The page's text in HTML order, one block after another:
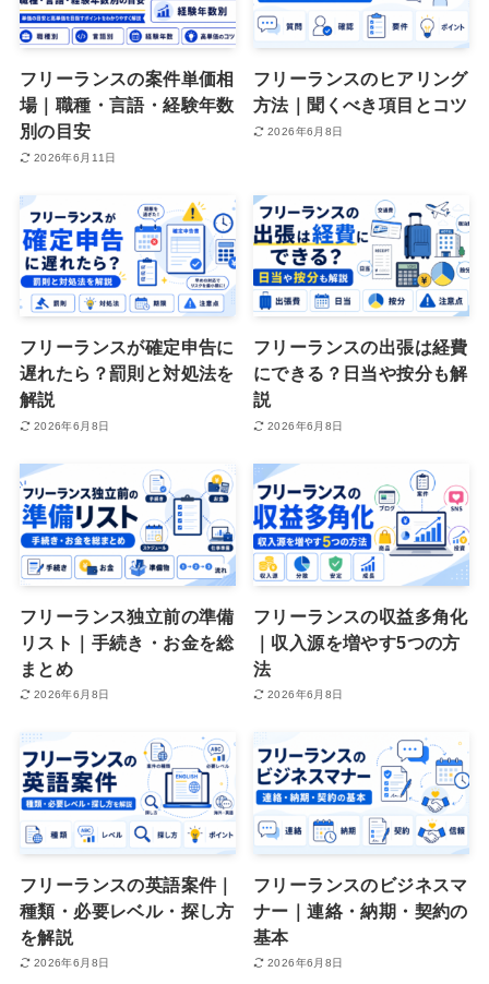
フリーランスの案件単価相
場｜職種・言語・経験年数
別の目安
2026年6月11日
フリーランスのヒアリング
方法｜聞くべき項目とコツ
2026年6月8日
フリーランスが確定申告に
遅れたら？罰則と対処法を
解説
2026年6月8日
フリーランスの出張は経費
にできる？日当や按分も解
説
2026年6月8日
フリーランス独立前の準備
リスト｜手続き・お金を総
まとめ
2026年6月8日
フリーランスの収益多角化
｜収入源を増やす5つの方
法
2026年6月8日
フリーランスの英語案件｜
種類・必要レベル・探し方
を解説
2026年6月8日
フリーランスのビジネスマ
ナー｜連絡・納期・契約の
基本
2026年6月8日